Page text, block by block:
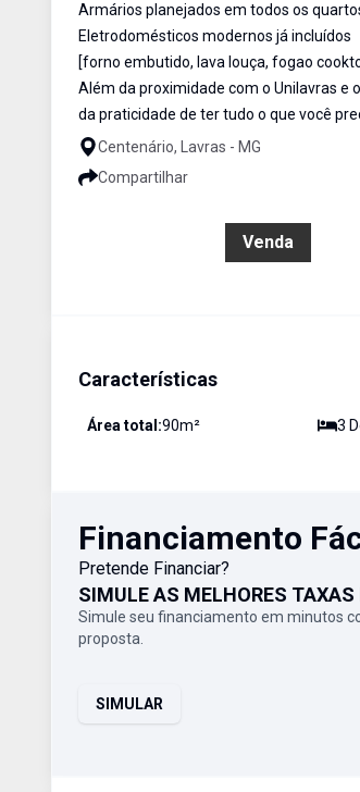
Armários planejados em todos os
Eletrodomésticos modernos já incluídos
[forno embutido, lava louça, fogao
Além da proximidade com o Unilavras e
da praticidade de ter tudo o que você
Centenário, Lavras - MG
Compartilhar
Venda
Características
Área total:90m² 3
Financiamento
Pretende Financiar?
SIMULE AS MELHORES
Simule seu financiamento em minutos
proposta.
SIMULAR